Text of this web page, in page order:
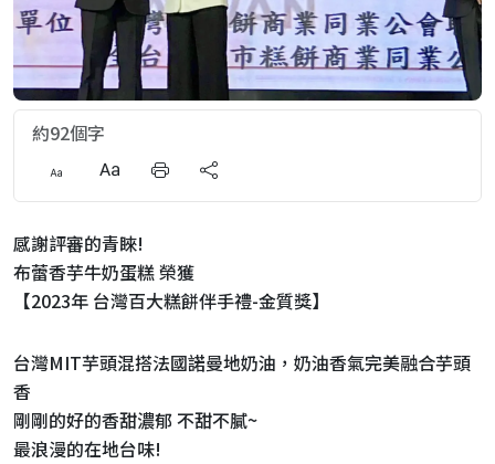
約92個字
感謝評審的青睞!
布蕾香芋牛奶蛋糕 榮獲
【2023年 台灣百大糕餅伴手禮-金質獎】
台灣MIT芋頭混搭法國諾曼地奶油，奶油香氣完美融合芋頭
香
剛剛的好的香甜濃郁 不甜不膩~
最浪漫的在地台味!